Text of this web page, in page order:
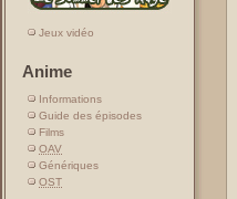
Jeux vidéo
Anime
Informations
Guide des épisodes
Films
OAV
Génériques
OST